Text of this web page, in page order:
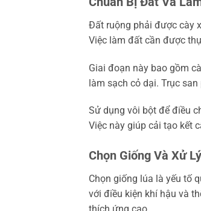
Đất ruộng phải được cày
Việc làm đất cần được
Giai đoạn này bao gồm
làm sạch cỏ dại. Trục
Sử dụng vôi bột để điều
Việc này giúp cải tạo kết
Chọn Giống Và Xử
Chọn giống lúa là yếu tố
với điều kiện khí hậu và